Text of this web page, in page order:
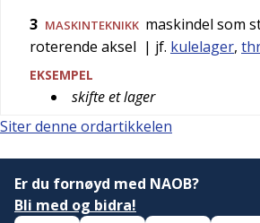
3 MASKINTEKNIKK maskindel som
roterende aksel | jf. kulelager,
EKSEMPEL
skifte et lager
Siter denne ordartikkelen
Er du fornøyd med NAOB?
Bli med og bidra!